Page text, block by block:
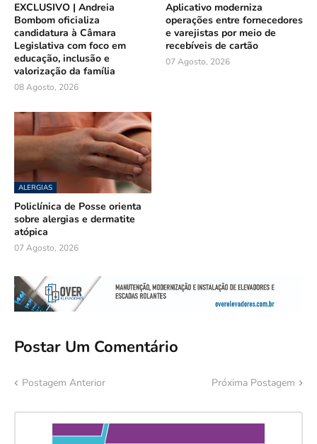
EXCLUSIVO | Andreia
Bombom oficializa
candidatura à Câmara
Legislativa com foco em
educação, inclusão e
valorização da família
08 Agosto, 2026
Aplicativo moderniza
operações entre fornecedores
e varejistas por meio de
recebíveis de cartão
07 Agosto, 2026
ALERGIAS
Policlínica de Posse orienta
sobre alergias e dermatite
atópica
07 Agosto, 2026
Postar Um Comentário
Postagem Anterior Próxima Postagem